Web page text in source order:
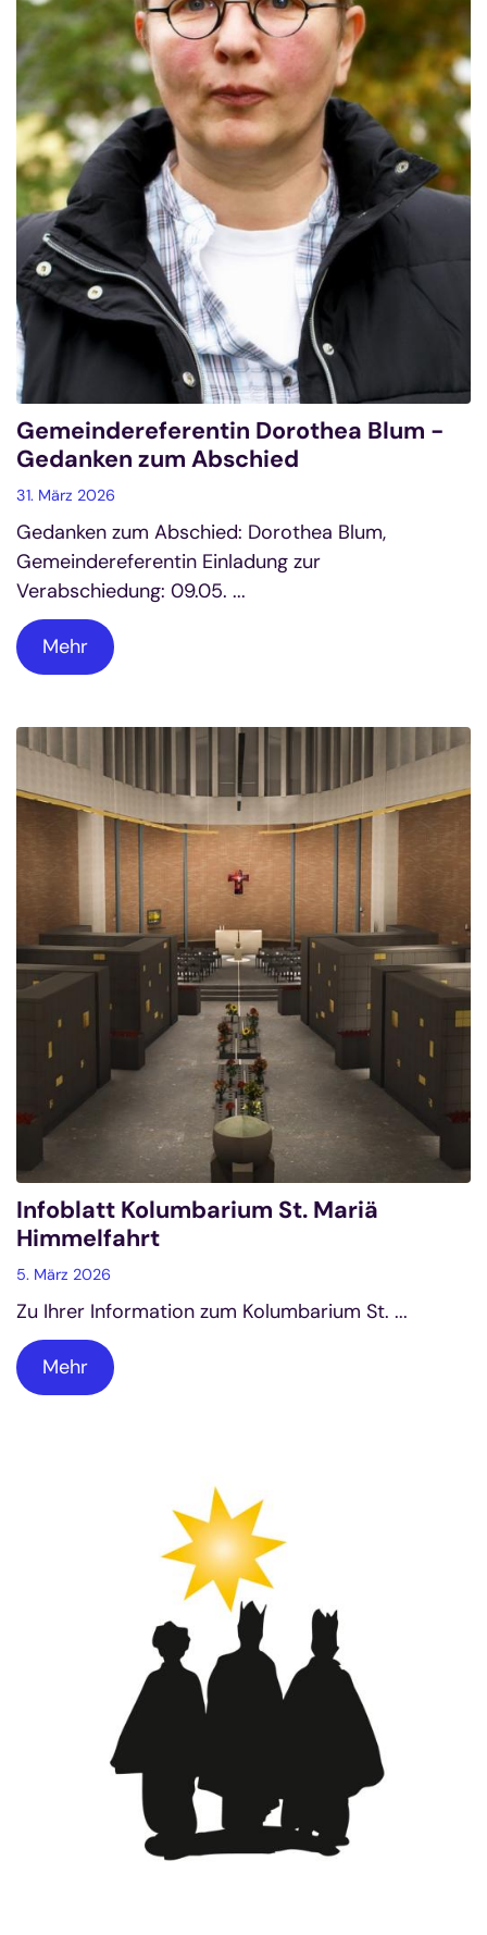
Gemeindereferentin Dorothea Blum -
Gedanken zum Abschied
31. März 2026
Gedanken zum Abschied: Dorothea Blum,
Gemeindereferentin Einladung zur
Verabschiedung: 09.05. ...
Mehr
Infoblatt Kolumbarium St. Mariä
Himmelfahrt
5. März 2026
Zu Ihrer Information zum Kolumbarium St. ...
Mehr